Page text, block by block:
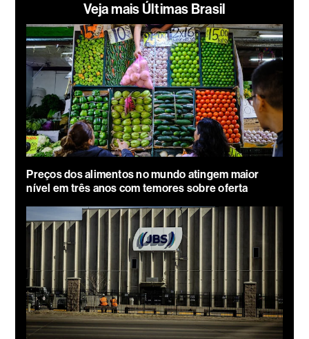
Veja mais Últimas Brasil
Preços dos alimentos no mundo atingem maior
nível em três anos com temores sobre oferta